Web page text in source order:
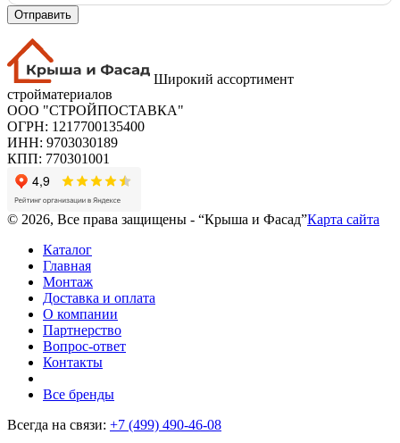
Отправить
Широкий ассортимент
стройматериалов
ООО "СТРОЙПОСТАВКА"
ОГРН: 1217700135400
ИНН: 9703030189
КПП: 770301001
© 2026, Все права защищены - “Крыша и Фасад”Карта сайта
Каталог
Главная
Монтаж
Доставка и оплата
О компании
Партнерство
Вопрос-ответ
Контакты
Все бренды
Всегда на связи: +7 (499) 490-46-08